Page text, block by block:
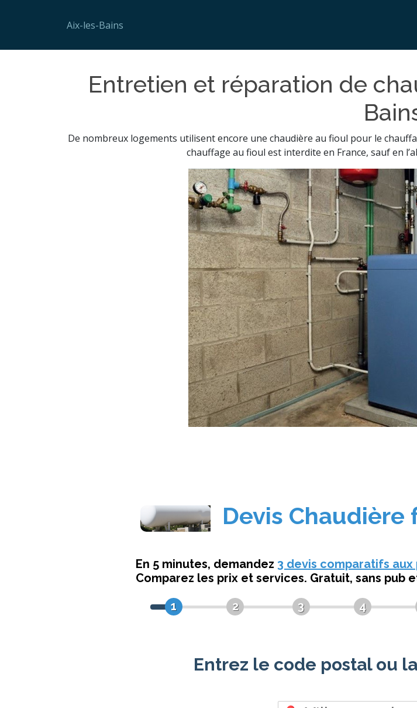
Aix-les-Bains
Entretien et réparation de
De nombreux logements utilisent encore une chaudière au fioul pour le
chauffage au fioul est interdite en France, sauf en